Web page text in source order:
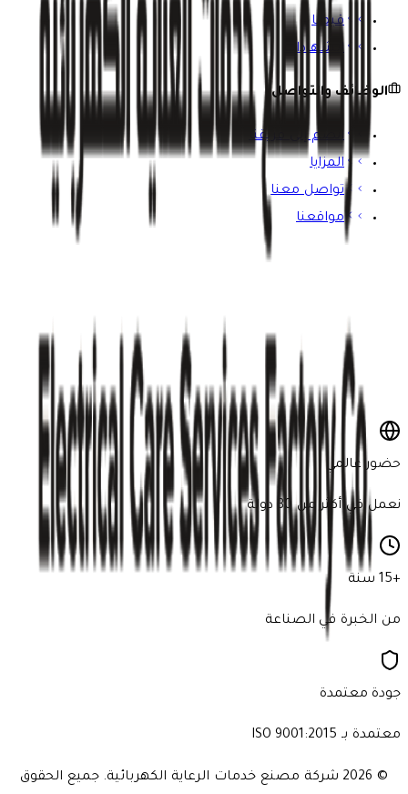
قيمنا
الشهادات
الوظائف والتواصل
انضم إلى فريقنا
المزايا
تواصل معنا
مواقعنا
اشترك في نشرتنا الإخبارية للحصول على آخر المستجدات ورؤى
الصناعة
اشترك الآن
حضور عالمي
نعمل في أكثر من 30 دولة
+15 سنة
من الخبرة في الصناعة
جودة معتمدة
معتمدة بـ ISO 9001:2015
© 2026 شركة مصنع خدمات الرعاية الكهربائية. جميع الحقوق